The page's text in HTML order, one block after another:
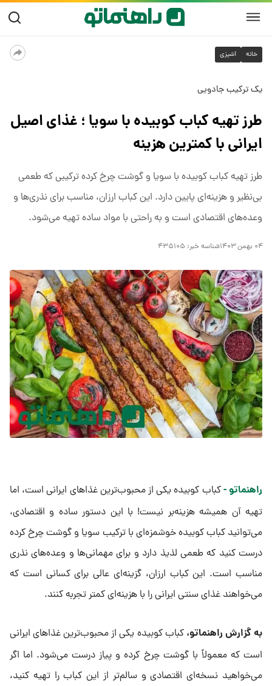
خانه آشپزی
یک ترکیب جادویی
طرز تهیه کباب کوبیده با سویا ؛ غذای اصیل
ایرانی با کمترین هزینه
طرز تهیه کباب کوبیده با سویا و گوشت چرخ کرده ترکیبی که طعمی
بی‌نظیر و هزینه‌ای پایین دارد. این کباب ارزان، مناسب برای نذری‌ها و
وعده‌های اقتصادی است و به راحتی با مواد ساده تهیه می‌شود.
۰۴ بهمن ۱۴۰۳ شناسه خبر: ۴۳۵۱۰۵
راهنماتو -کباب کوبیده یکی از محبوب‌ترین غذاهای ایرانی است، اما
تهیه آن همیشه هزینه‌بر نیست! با این دستور ساده و اقتصادی،
می‌توانید کباب کوبیده خوشمزه‌ای با ترکیب سویا و گوشت چرخ کرده
درست کنید که طعمی لذیذ دارد و برای مهمانی‌ها و وعده‌های نذری
مناسب است. این کباب ارزان، گزینه‌ای عالی برای کسانی است که
می‌خواهند غذای سنتی ایرانی را با هزینه‌ای کمتر تجربه کنند.
به گزارش راهنماتو، کباب کوبیده یکی از محبوب‌ترین غذاهای ایرانی
است که معمولاً با گوشت چرخ کرده و پیاز درست می‌شود. اما اگر
می‌خواهید نسخه‌ای اقتصادی و سالم‌تر از این کباب را تهیه کنید،